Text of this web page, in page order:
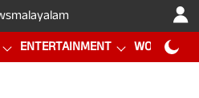
ENTERTAINMENT WORLD CUP